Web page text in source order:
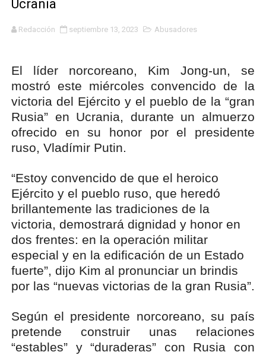
Ucrania
Redacción septiembre 13, 2023 Abusadores
El líder norcoreano, Kim Jong-un, se
mostró este miércoles convencido de la
victoria del Ejército y el pueblo de la “gran
Rusia” en Ucrania, durante un almuerzo
ofrecido en su honor por el presidente
ruso, Vladímir Putin.
“Estoy convencido de que el heroico
Ejército y el pueblo ruso, que heredó
brillantemente las tradiciones de la
victoria, demostrará dignidad y honor en
dos frentes: en la operación militar
especial y en la edificación de un Estado
fuerte”, dijo Kim al pronunciar un brindis
por las “nuevas victorias de la gran Rusia”.
Según el presidente norcoreano, su país
pretende construir unas relaciones
“estables” y “duraderas” con Rusia con